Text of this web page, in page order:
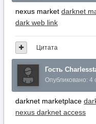
nexus market darknet
dark web link
Цитата
Гость
Опубликовано: 4
darknet marketplace
nexus darknet access